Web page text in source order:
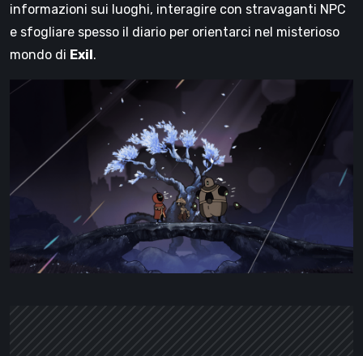
informazioni sui luoghi, interagire con stravaganti NPC
e sfogliare spesso il diario per orientarci nel misterioso
mondo di Exil.